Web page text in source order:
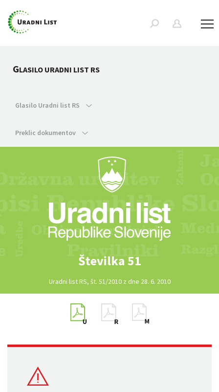
GLASILO URADNI LIST RS
Glasilo Uradni list RS
Preklic dokumentov
Številka 51
Uradni list RS, št. 51/2010 z dne 28. 6. 2010